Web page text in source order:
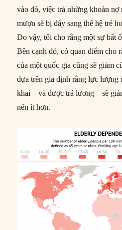
vào đó, việc trả những khoản nợ
mượn sẽ bị đẩy sang thế hệ trẻ
Do vậy, tôi cho rằng một sự bất
Bên cạnh đó, có quan điểm cho
của một quốc gia cũng sẽ giảm
dựa trên giả định rằng lực lượng
khai – và được trả lương – sẽ
nên ít hơn.